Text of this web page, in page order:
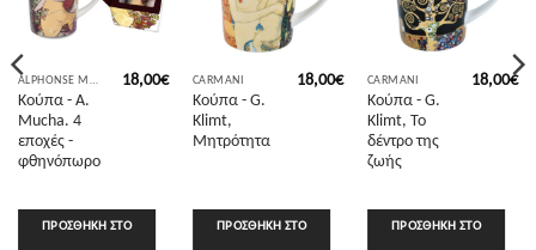
ALPHONSE MUCHA
Κούπα - A.
Mucha. 4
εποχές -
φθηνόπωρο
18,00€
ΠΡΟΣΘΉΚΗ ΣΤΟ
CARMANI
Κούπα - G.
Klimt,
Μητρότητα
18,00€
ΠΡΟΣΘΉΚΗ ΣΤΟ
CARMANI
Κούπα - G.
Klimt, Το
δέντρο της
ζωής
18,00€
ΠΡΟΣΘΉΚΗ ΣΤΟ